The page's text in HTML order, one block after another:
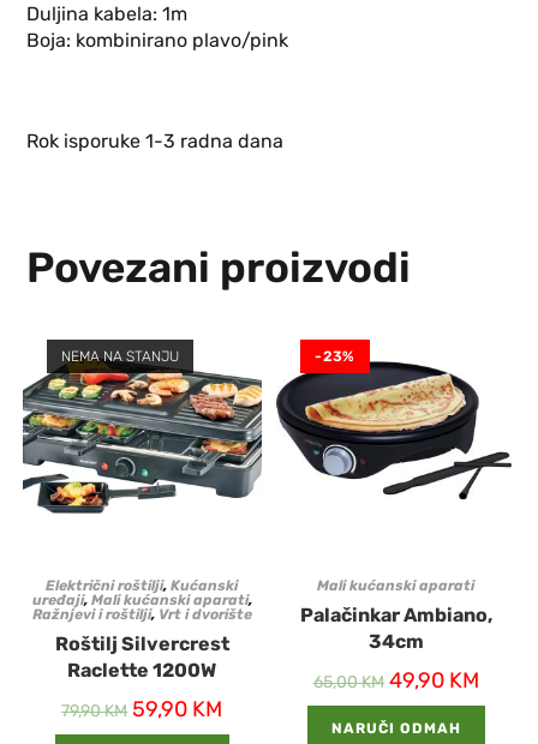
Duljina kabela: 1m
Boja: kombinirano plavo/pink
Rok isporuke 1-3 radna dana
Povezani proizvodi
NEMA NA STANJU
Električni roštilji,Kućanski
uređaji, Mali kućanski aparati,
Ražnjevi i roštilji, Vrt i dvorište
Roštilj Silvercrest
Raclette 1200W
79,90KM 59,90 KM
-23%
Mali kućanski aparati
Palačinkar Ambiano,
34cm
65,00KM 49,90 KM
NARUČI ODMAH